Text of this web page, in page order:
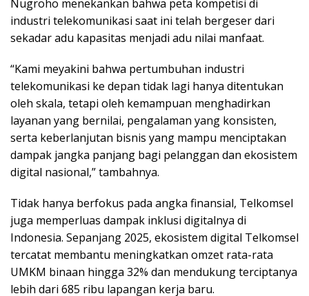
​Nugroho menekankan bahwa peta kompetisi di
industri telekomunikasi saat ini telah bergeser dari
sekadar adu kapasitas menjadi adu nilai manfaat.
​“Kami meyakini bahwa pertumbuhan industri
telekomunikasi ke depan tidak lagi hanya ditentukan
oleh skala, tetapi oleh kemampuan menghadirkan
layanan yang bernilai, pengalaman yang konsisten,
serta keberlanjutan bisnis yang mampu menciptakan
dampak jangka panjang bagi pelanggan dan ekosistem
digital nasional,” tambahnya.
​​Tidak hanya berfokus pada angka finansial, Telkomsel
juga memperluas dampak inklusi digitalnya di
Indonesia. Sepanjang 2025, ekosistem digital Telkomsel
tercatat membantu meningkatkan omzet rata-rata
UMKM binaan hingga 32% dan mendukung terciptanya
lebih dari 685 ribu lapangan kerja baru.